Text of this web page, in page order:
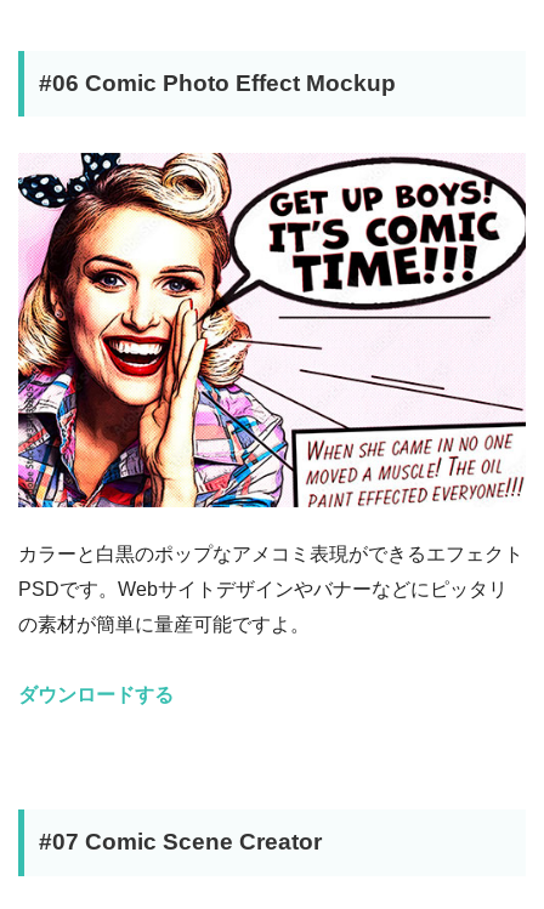
#06 Comic Photo Effect Mockup
カラーと白黒のポップなアメコミ表現ができるエフェクト
PSDです。Webサイトデザインやバナーなどにピッタリ
の素材が簡単に量産可能ですよ。
ダウンロードする
#07 Comic Scene Creator